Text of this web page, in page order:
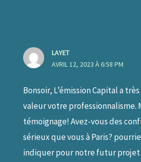
LAYET
AVRIL 12, 2023 À 6:58 PM
Bonsoir, L’émission Capital a
valeur votre professionnalisme.
témoignage! Avez-vous des
sérieux que vous à Paris?
indiquer pour notre futur